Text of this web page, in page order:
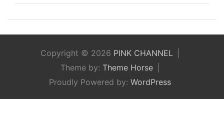
Copyright © 2026 PINK CHANNEL
Theme by: Theme Horse
Proudly Powered by: WordPress